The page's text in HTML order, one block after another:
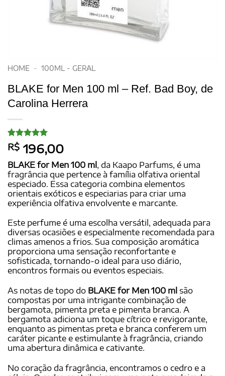
HOME - 100ML - GERAL
BLAKE for Men 100 ml – Ref. Bad Boy, de
Carolina Herrera
Avaliado
como5de
5, com
baseado em
30
avaliações
de clientes
R$ 196,00
BLAKE for Men 100 ml, da Kaapo Parfums, é uma
fragrância que pertence à família olfativa oriental
especiado. Essa categoria combina elementos
orientais exóticos e especiarias para criar uma
experiência olfativa envolvente e marcante.
Este perfume é uma escolha versátil, adequada para
diversas ocasiões e especialmente recomendada para
climas amenos a frios. Sua composição aromática
proporciona uma sensação reconfortante e
sofisticada, tornando-o ideal para uso diário,
encontros formais ou eventos especiais.
As notas de topo do BLAKE for Men 100 ml são
compostas por uma intrigante combinação de
bergamota, pimenta preta e pimenta branca. A
bergamota adiciona um toque cítrico e revigorante,
enquanto as pimentas preta e branca conferem um
caráter picante e estimulante à fragrância, criando
uma abertura dinâmica e cativante.
No coração da fragrância, encontramos o cedro e a